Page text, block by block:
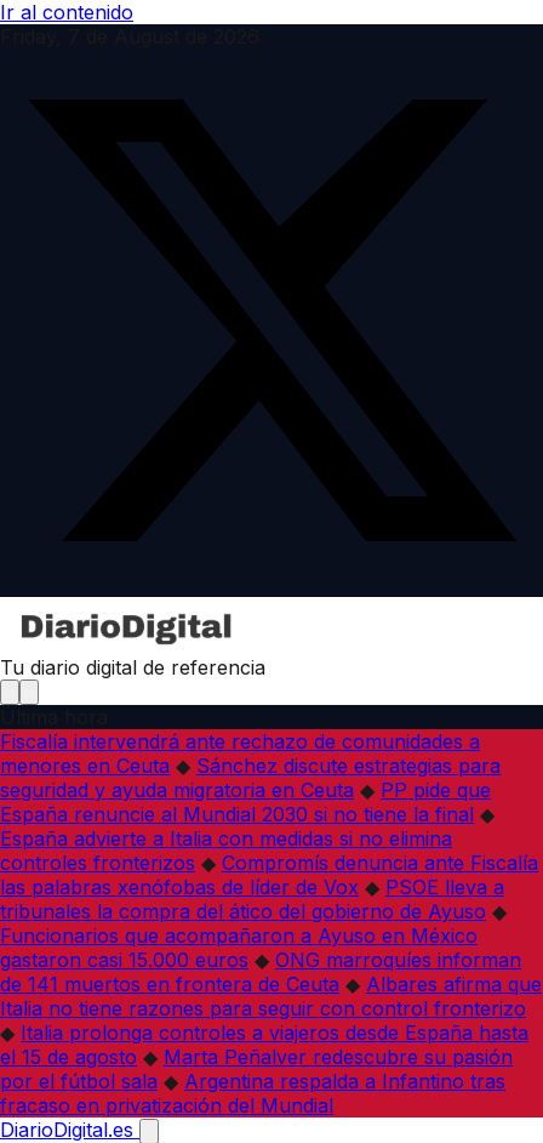
Ir al contenido
Tu diario digital de referencia
Fiscalía intervendrá ante rechazo de comunidades a
menores en Ceuta ◆ Sánchez discute estrategias para
seguridad y ayuda migratoria en Ceuta ◆ PP pide que
España renuncie al Mundial 2030 si no tiene la final ◆
España advierte a Italia con medidas si no elimina
controles fronterizos ◆ Compromís denuncia ante Fiscalía
las palabras xenófobas de líder de Vox ◆ PSOE lleva a
tribunales la compra del ático del gobierno de Ayuso ◆
Funcionarios que acompañaron a Ayuso en México
gastaron casi 15.000 euros ◆ ONG marroquíes informan
de 141 muertos en frontera de Ceuta ◆ Albares afirma que
Italia no tiene razones para seguir con control fronterizo
◆ Italia prolonga controles a viajeros desde España hasta
el 15 de agosto ◆ Marta Peñalver redescubre su pasión
por el fútbol sala ◆ Argentina respalda a Infantino tras
fracaso en privatización del Mundial
DiarioDigital.es